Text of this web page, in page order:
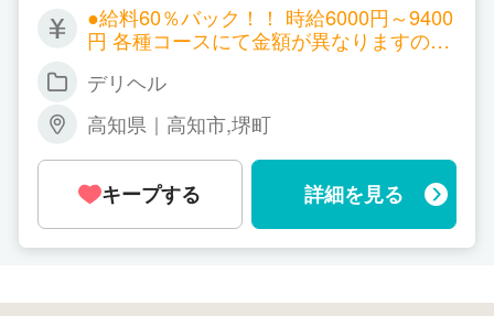
●給料60％バック！！ 時給6000円～9400
円 各種コースにて金額が異なりますので
デリヘル
高知県｜高知市,堺町
キープする 詳細を見る